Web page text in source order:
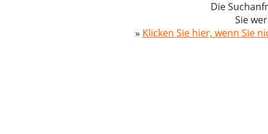
Die
Sie
» Klicken Sie hier, wenn Sie